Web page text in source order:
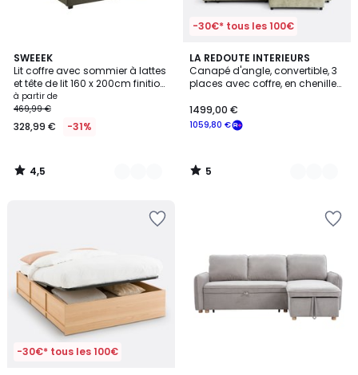
SWEEEK
Lit coffre avec sommier à lattes
et tête de lit 160 x 200cm finition
bouclette CAMERON
à partir de
469,99 €
328,99 € -31%
4,5
/ 5
3
Couleurs
4,5
/
-30€* tous les 100€
LA REDOUTE INTERIEURS
Canapé d'angle, convertible, 3
places avec coffre, en chenille
1059,80 €
1499,00 €
5
/
5
3
Couleurs
5
/
-30€* tous les 100€